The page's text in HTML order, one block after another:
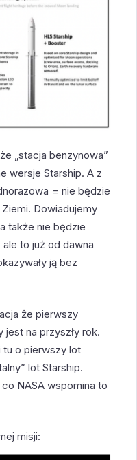
„stacja benzynowa”
wersje Starship. A z
= nie będzie
Dowiadujemy
także nie będzie
ale to już od dawna
ją bez
że pierwszy
jest na przyszły rok.
o pierwszy lot
lot Starship.
NASA wspomina to
misji: